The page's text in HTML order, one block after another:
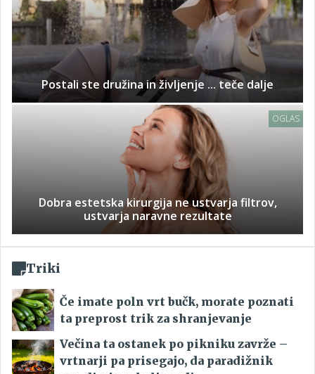
Postali ste družina in življenje ... teče dalje
OGLAS
Dobra estetska kirurgija ne ustvarja filtrov,
ustvarja naravne rezultate
Triki
Če imate poln vrt bučk, morate poznati
ta preprost trik za shranjevanje
Večina ta ostanek po pikniku zavrže –
vrtnarji pa prisegajo, da paradižnik